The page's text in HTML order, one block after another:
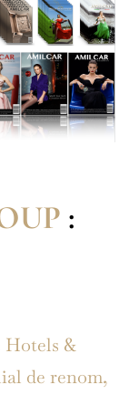
:
Hotels &
de renom,